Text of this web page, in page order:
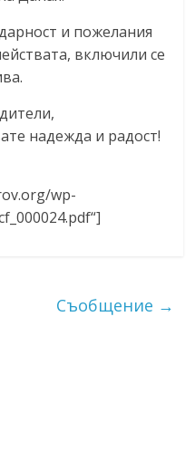
и пожелания
включили се
надежда и радост!
wp-
Съобщение →